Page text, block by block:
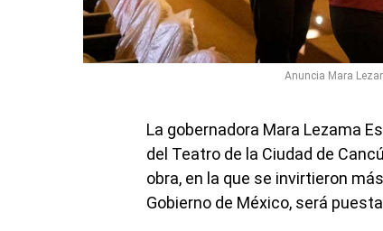
Anuncia Mara
La gobernadora Mara Lezama
del Teatro de la Ciudad de
obra, en la que se invirtieron
Gobierno de México, será